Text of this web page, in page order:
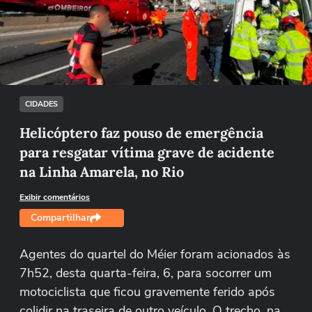
Não foi possível reproduzir o vídeo
Tentar novamente
CIDADES
Helicóptero faz pouso de emergência
para resgatar vítima grave de acidente
na Linha Amarela, no Rio
Exibir comentários
Compartilhar
Agentes do quartel do Méier foram acionados às
7h52, desta quarta-feira, 6, para socorrer um
motociclista que ficou gravemente ferido após